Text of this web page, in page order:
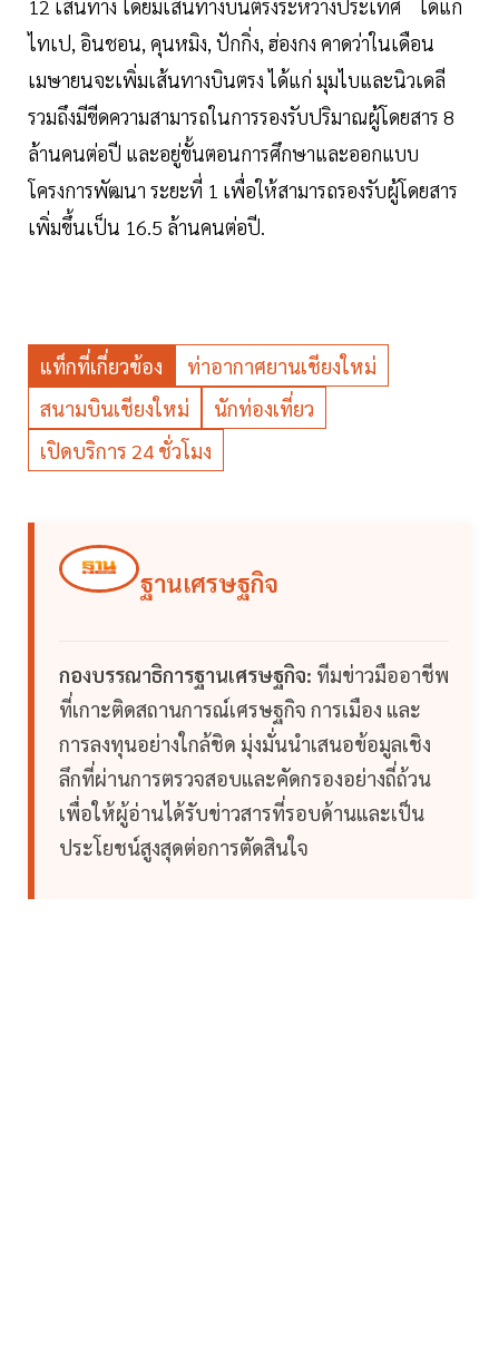
12 เส้นทาง โดยมีเส้นทางบินตรงระหว่างประเทศ ได้แก่
ไทเป, อินชอน, คุนหมิง, ปักกิ่ง, ฮ่องกง คาดว่าในเดือน
เมษายนจะเพิ่มเส้นทางบินตรง ได้แก่ มุมไบและนิวเดลี
รวมถึงมีขีดความสามารถในการรองรับปริมาณผู้โดยสาร 8
ล้านคนต่อปี และอยู่ขั้นตอนการศึกษาและออกแบบ
โครงการพัฒนา ระยะที่ 1 เพื่อให้สามารถรองรับผู้โดยสาร
เพิ่มขึ้นเป็น 16.5 ล้านคนต่อปี.
แท็กที่เกี่ยวข้อง
ท่าอากาศยานเชียงใหม่
สนามบินเชียงใหม่
นักท่องเที่ยว
เปิดบริการ 24 ชั่วโมง
ฐานเศรษฐกิจ
กองบรรณาธิการฐานเศรษฐกิจ: ทีมข่าวมืออาชีพ
ที่เกาะติดสถานการณ์เศรษฐกิจ การเมือง และ
การลงทุนอย่างใกล้ชิด มุ่งมั่นนำเสนอข้อมูลเชิง
ลึกที่ผ่านการตรวจสอบและคัดกรองอย่างถี่ถ้วน
เพื่อให้ผู้อ่านได้รับข่าวสารที่รอบด้านและเป็น
ประโยชน์สูงสุดต่อการตัดสินใจ